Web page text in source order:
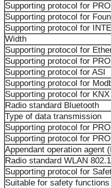
Supporting protocol for
Supporting protocol for
Supporting protocol for
Width
Supporting protocol for
Supporting protocol for
Supporting protocol for ASI
Supporting protocol for
Supporting protocol for KNX
Radio standard Bluetooth
Type of data transmission
Supporting protocol for
Supporting protocol for
Appendant operation agent
Radio standard WLAN
Supporting protocol for
Suitable for safety functions